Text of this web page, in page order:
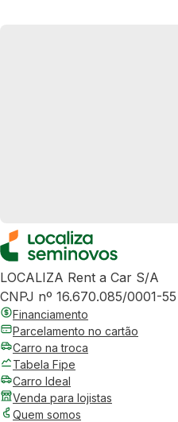
LOCALIZA Rent a Car S/A
CNPJ nº 16.670.085/0001-55
Financiamento
Parcelamento no cartão
Carro na troca
Tabela Fipe
Carro Ideal
Venda para lojistas
Quem somos